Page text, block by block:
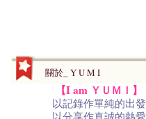
關於_ Y U M I
【I am ＹＵＭＩ】
以記錄作單純的出發
以分享作真誠的熱愛